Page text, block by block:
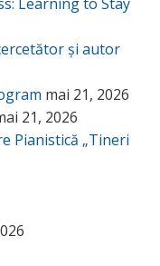
Learning to Stay
și autor
mai 21, 2026
21, 2026
Pianistică „Tineri